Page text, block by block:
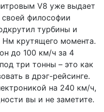
V8 уже выдает
философии
турбины и
Нм крутящего момента.
до 100 км/ч за 4
три тонны – это как
в дрэг-рейсинге.
на 240 км/ч,
вы и не заметите.